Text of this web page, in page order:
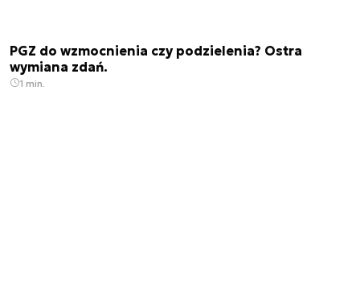
PGZ do wzmocnienia czy podzielenia? Ostra
wymiana zdań.
1 min.